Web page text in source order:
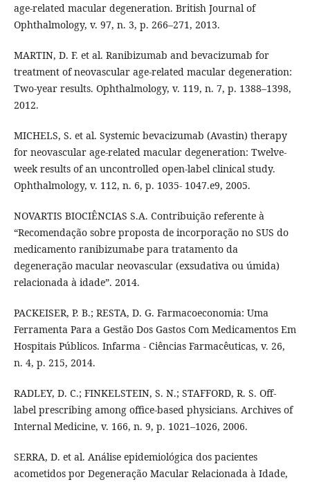
age-related macular degeneration. British Journal of
Ophthalmology, v. 97, n. 3, p. 266–271, 2013.
MARTIN, D. F. et al. Ranibizumab and bevacizumab for
treatment of neovascular age-related macular degeneration:
Two-year results. Ophthalmology, v. 119, n. 7, p. 1388–1398,
2012.
MICHELS, S. et al. Systemic bevacizumab (Avastin) therapy
for neovascular age-related macular degeneration: Twelve-
week results of an uncontrolled open-label clinical study.
Ophthalmology, v. 112, n. 6, p. 1035- 1047.e9, 2005.
NOVARTIS BIOCIÊNCIAS S.A. Contribuição referente à
“Recomendação sobre proposta de incorporação no SUS do
medicamento ranibizumabe para tratamento da
degeneração macular neovascular (exsudativa ou úmida)
relacionada à idade”. 2014.
PACKEISER, P. B.; RESTA, D. G. Farmacoeconomia: Uma
Ferramenta Para a Gestão Dos Gastos Com Medicamentos Em
Hospitais Públicos. Infarma - Ciências Farmacêuticas, v. 26,
n. 4, p. 215, 2014.
RADLEY, D. C.; FINKELSTEIN, S. N.; STAFFORD, R. S. Off-
label prescribing among office-based physicians. Archives of
Internal Medicine, v. 166, n. 9, p. 1021–1026, 2006.
SERRA, D. et al. Análise epidemiológica dos pacientes
acometidos por Degeneração Macular Relacionada à Idade,